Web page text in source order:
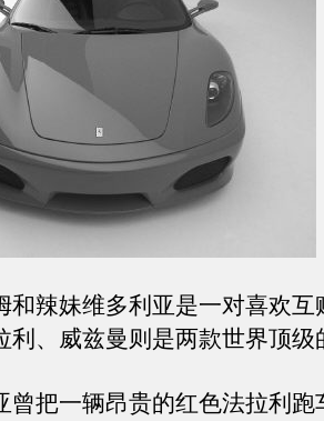
辣妹维多利亚是一对喜欢互
利、威兹曼则是两款世界顶级
把一辆昂贵的红色法拉利跑